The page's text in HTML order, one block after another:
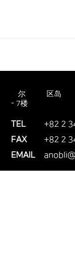
首尔市江南区岛山
- 7楼
TEL
+82 2
FAX
+82 2
EMAIL